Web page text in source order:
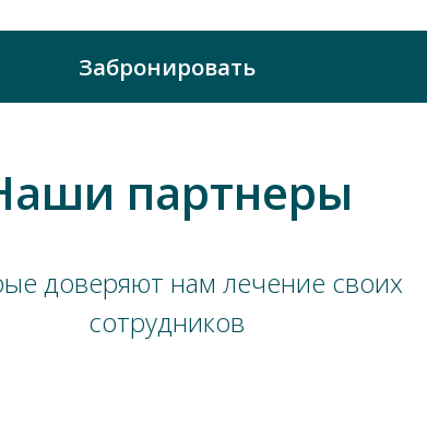
партнеры
доверяют нам лечение своих
сотрудников